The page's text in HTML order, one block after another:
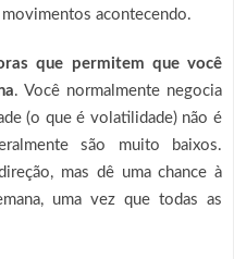
acontecendo.
que permitem que você
. Você normalmente negocia
(o que é volatilidade) não é
são muito baixos.
mas dê uma chance à
uma vez que todas as